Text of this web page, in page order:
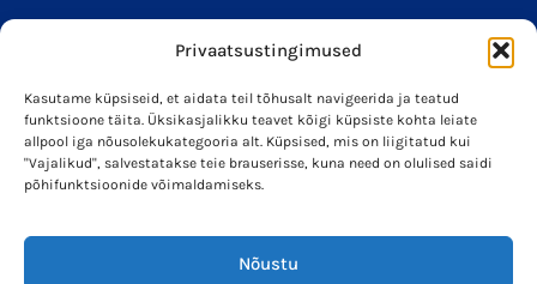
Privaatsustingimused
Kasutame küpsiseid, et aidata teil tõhusalt navigeerida ja teatud
funktsioone täita. Üksikasjalikku teavet kõigi küpsiste kohta leiate
allpool iga nõusolekukategooria alt. Küpsised, mis on liigitatud kui
"Vajalikud", salvestatakse teie brauserisse, kuna need on olulised saidi
põhifunktsioonide võimaldamiseks.
Nõustu
info@soleron.ee Soleron Energy OÜ